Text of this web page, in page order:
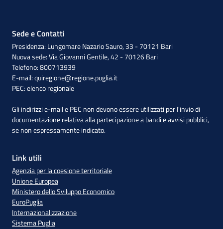
Sede e Contatti
Presidenza: Lungomare Nazario Sauro, 33 - 70121 Bari
Nuova sede: Via Giovanni Gentile, 42 - 70126 Bari
Telefono: 800713939
E-mail:quiregione@regione.puglia.it
PEC:elenco regionale
Gli indirizzi e-mail e PEC non devono essere utilizzati per l'invio di
documentazione relativa alla partecipazione a bandi e avvisi pubblici,
se non espressamente indicato.
Link utili
Agenzia per la coesione territoriale
Unione Europea
Ministero dello Sviluppo Economico
EuroPuglia
Internazionalizzazione
Sistema Puglia